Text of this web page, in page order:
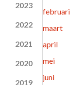
2023
2022
2021
2020
2019
februari
maart
april
mei
juni